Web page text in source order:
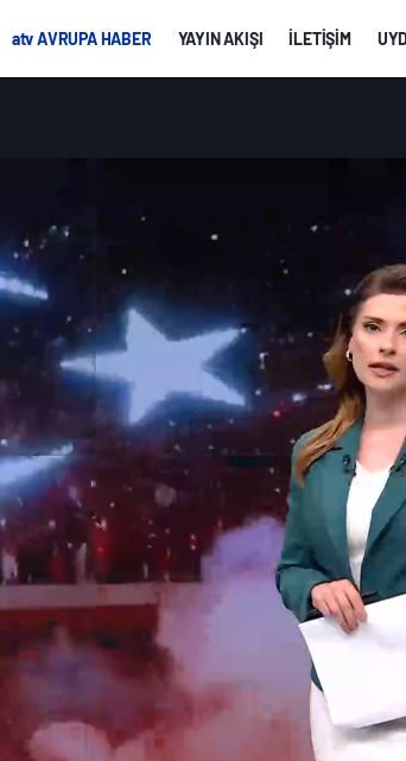
atv AVRUPA HABER YAYIN AKIŞI İLETİŞİM